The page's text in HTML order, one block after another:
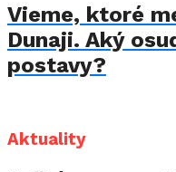
Vieme, ktoré
Dunaji. Aký
postavy?
Aktuality